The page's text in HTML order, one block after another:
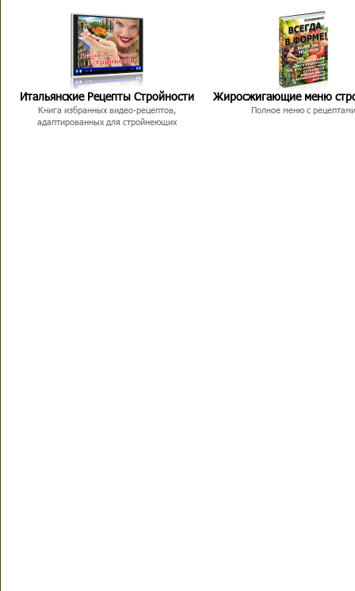
Итальянские Рецепты Стройности
Книга избранных видео-рецептов,
адаптированных для стройнеющих
Жиросжигающие меню
Полное меню с рецептами